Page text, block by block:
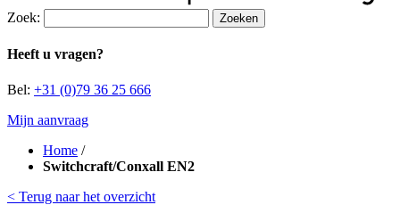
Zoek: Zoeken
Heeft u vragen?
Bel: +31 (0)79 36 25 666
Mijn aanvraag
Home /
Switchcraft/Conxall EN2
< Terug naar het overzicht